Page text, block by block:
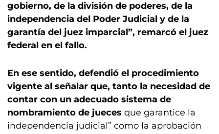
gobierno, de la división de poderes, de la
independencia del Poder Judicial y de la
garantía del juez imparcial”, remarcó el juez
federal en el fallo.
En ese sentido, defendió el procedimiento
vigente al señalar que, tanto la necesidad de
contar con un adecuado sistema de
nombramiento de jueces que garantice la
independencia judicial” como la aprobación